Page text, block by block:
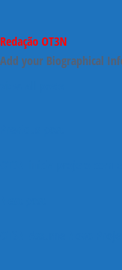
Redação OT3N
Add your Biographical